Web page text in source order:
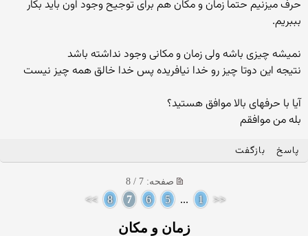
حرف میزنیم حتما زمان و مکان هم برای توجیح وجود اون باید بکار
بببریم.
نمیشه چیزی باشه ولی زمان و مکانی وجود نداشته باشد
نتیجه این دوتا چیز رو خدا نیافریده پس خدا خالق همه چیز نیست
آیا با حرفهای بالا موافق هستید؟
بله من موافقم
پاسخ بازگفت
صفحه: 7 / 8
<<
1
...
5
6
7
8
>>
زمان و مکان